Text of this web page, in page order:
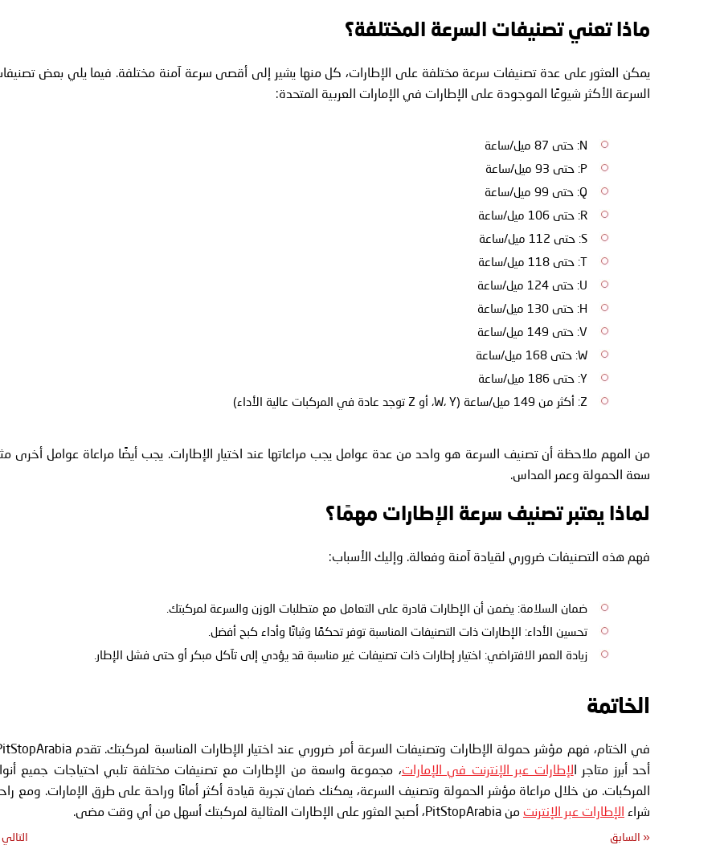
ماذا تعني تصنيفات السرعة المختلفة؟
يمكن العثور على عدة تصنيفات سرعة مختلفة على الإطارات، كل منها يشير إلى أقصى سرعة آمنة مختلفة. فيما يلي بعض
السرعة الأكثر شيوعًا الموجودة على الإطارات في الإمارات العربية المتحدة:
N: حتى 87 ميل/ساعة
P: حتى 93 ميل/ساعة
Q: حتى 99 ميل/ساعة
R: حتى 106 ميل/ساعة
S: حتى 112 ميل/ساعة
T: حتى 118 ميل/ساعة
U: حتى 124 ميل/ساعة
H: حتى 130 ميل/ساعة
V: حتى 149 ميل/ساعة
W: حتى 168 ميل/ساعة
Y: حتى 186 ميل/ساعة
Z: أكثر من 149 ميل/ساعة (W، Y، أو Z توجد عادة في المركبات عالية الأداء)
من المهم ملاحظة أن تصنيف السرعة هو واحد من عدة عوامل يجب مراعاتها عند اختيار الإطارات. يجب أيضًا مراعاة عوامل أخرى
سعة الحمولة وعمر المداس.
لماذا يعتبر تصنيف سرعة الإطارات مهمًا؟
فهم هذه التصنيفات ضروري لقيادة آمنة وفعالة. وإليك الأسباب:
ضمان السلامة: يضمن أن الإطارات قادرة على التعامل مع متطلبات الوزن والسرعة لمركبتك.
تحسين الأداء: الإطارات ذات التصنيفات المناسبة توفر تحكمًا وثباتًا وأداء كبح أفضل.
زيادة العمر الافتراضي: اختيار إطارات ذات تصنيفات غير مناسبة قد يؤدي إلى تآكل مبكر أو حتى فشل الإطار.
الخاتمة
أحد أبرز متاجر الإطارات عبر الإنترنت في الإمارات، مجموعة واسعة من الإطارات مع تصنيفات مختلفة تلبي احتياجات جميع
المركبات. من خلال مراعاة مؤشر الحمولة وتصنيف السرعة، يمكنك ضمان تجربة قيادة أكثر أمانًا وراحة على طرق الإمارات. ومع
شراء الإطارات عبر الإنترنت من PitStopArabia، أصبح العثور على الإطارات المثالية لمركبتك أسهل من أي وقت مضى.
« السابق التالي